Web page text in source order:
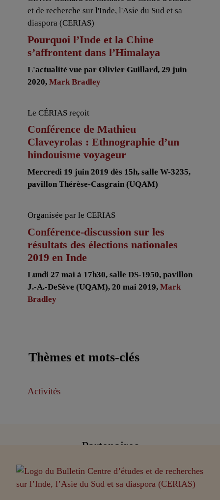
et de recherche sur l'Inde, l'Asie du Sud et sa
diaspora (CERIAS)
Pourquoi l’Inde et la Chine
s’affrontent dans l’Himalaya
L'actualité vue par Olivier Guillard, 29 juin
2020, Mark Bradley
Le CÉRIAS reçoit
Conférence de Mathieu
Claveyrolas : Ethnographie d’un
hindouisme voyageur
Mercredi 19 juin 2019 dès 15h, salle W-3235,
pavillon Thérèse-Casgrain (UQAM)
Organisée par le CERIAS
Conférence-discussion sur les
résultats des élections nationales
2019 en Inde
Lundi 27 mai à 17h30, salle DS-1950, pavillon
J.-A.-DeSève (UQAM), 20 mai 2019, Mark
Bradley
Thèmes et mots-clés
Activités
Partenaires